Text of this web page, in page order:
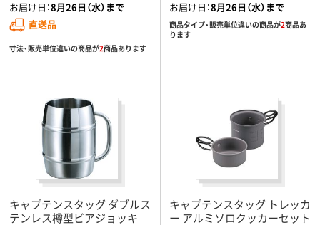
お届け日：8月26日（水）まで
直送品
寸法・販売単位違いの商品が2商品あります
お届け日：8月26日（水）まで
商品タイプ・販売単位違いの商品が2商品あ
ります
キャプテンスタッグ ダブルス
テンレス樽型ビアジョッキ
キャプテンスタッグ トレッカ
ー アルミソロクッカーセット